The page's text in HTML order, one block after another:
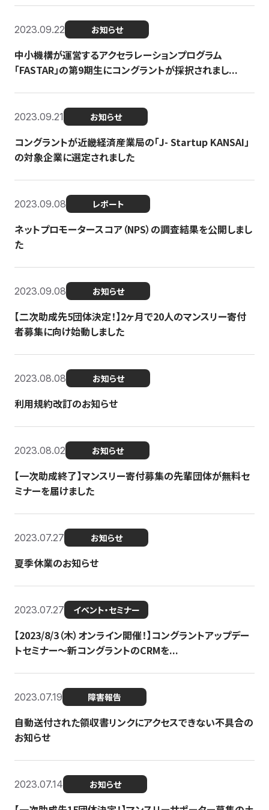
2023.09.22 お知らせ
中小機構が運営するアクセラレーションプログラム
「FASTAR」の第9期生にコングラントが採択されまし...
2023.09.21 お知らせ
コングラントが近畿経済産業局の「J- Startup KANSAI」
の対象企業に選定されました
2023.09.08 レポート
ネットプロモータースコア（NPS）の調査結果を公開しまし
た
2023.09.08 お知らせ
【二次助成先5団体決定！】2ヶ月で20人のマンスリー寄付
者募集に向け始動しました
2023.08.08 お知らせ
利用規約改訂のお知らせ
2023.08.02 お知らせ
【一次助成終了】マンスリー寄付募集の先輩団体が無料セ
ミナーを届けました
2023.07.27 お知らせ
夏季休業のお知らせ
2023.07.27 イベント・セミナー
【2023/8/3（木）オンライン開催！】コングラントアップデー
トセミナー〜新コングラントのCRMを...
2023.07.19 障害報告
自動送付された領収書リンクにアクセスできない不具合の
お知らせ
2023.07.14 お知らせ